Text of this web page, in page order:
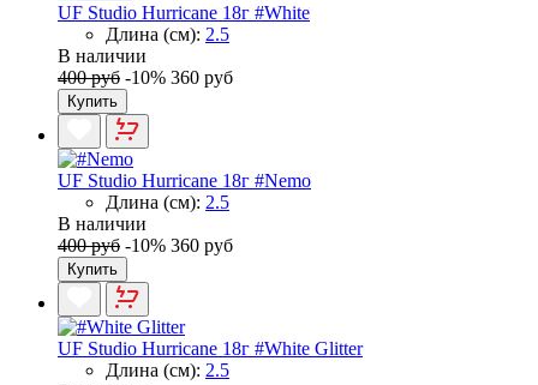
UF Studio Hurricane 18г #White
Длина (см): 2.5
В наличии
400 руб -10% 360 руб
Купить
UF Studio Hurricane 18г #Nemo
Длина (см): 2.5
В наличии
400 руб -10% 360 руб
Купить
UF Studio Hurricane 18г #White Glitter
Длина (см): 2.5